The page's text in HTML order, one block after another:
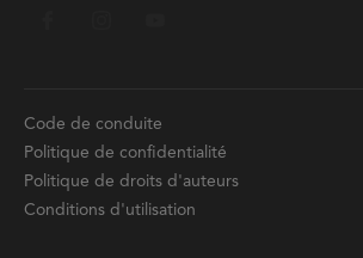
Code de conduite
Politique de confidentialité
Politique de droits d'auteurs
Conditions d'utilisation